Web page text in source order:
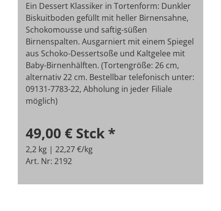
Ein Dessert Klassiker in Tortenform: Dunkler
Biskuitboden gefüllt mit heller Birnensahne,
Schokomousse und saftig-süßen
Birnenspalten. Ausgarniert mit einem Spiegel
aus Schoko-Dessertsoße und Kaltgelee mit
Baby-Birnenhälften. (Tortengröße: 26 cm,
alternativ 22 cm. Bestellbar telefonisch unter:
09131-7783-22, Abholung in jeder Filiale
möglich)
49,00 € Stck *
2,2 kg | 22,27 €/kg
Art. Nr: 2192